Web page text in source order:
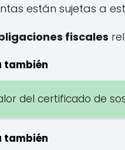
están sujetas a
fiscales
también
del certificado de
también